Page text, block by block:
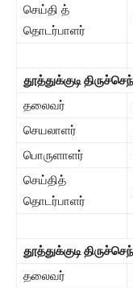
செய்தி த்
தொடர்பாளர்
தூத்துக்குடி
தலைவர்
செயலாளர்
பொருளாளர்
செய்தித்
தொடர்பாளர்
தூத்துக்குடி
தலைவர்